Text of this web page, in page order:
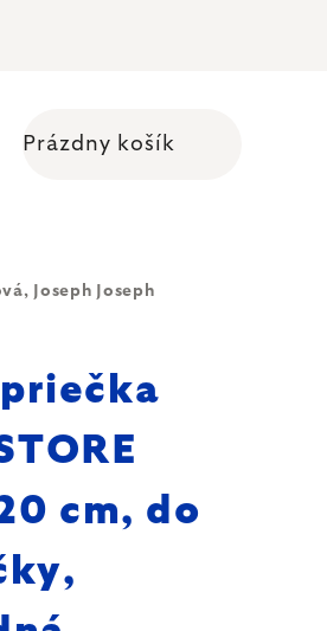
Prázdny košík
Joseph Joseph
cm, do